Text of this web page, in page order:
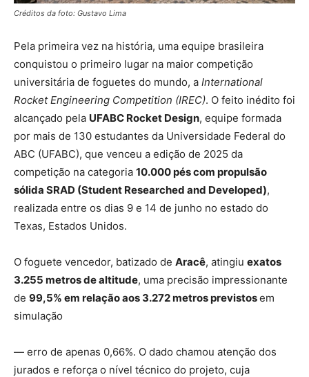
Créditos da foto: Gustavo Lima
Pela primeira vez na história, uma equipe brasileira
conquistou o primeiro lugar na maior competição
universitária de foguetes do mundo, a International
Rocket Engineering Competition (IREC). O feito inédito foi
alcançado pela UFABC Rocket Design, equipe formada
por mais de 130 estudantes da Universidade Federal do
ABC (UFABC), que venceu a edição de 2025 da
competição na categoria 10.000 pés com propulsão
sólida SRAD (Student Researched and Developed),
realizada entre os dias 9 e 14 de junho no estado do
Texas, Estados Unidos.
O foguete vencedor, batizado de Aracê, atingiu exatos
3.255 metros de altitude, uma precisão impressionante
de 99,5% em relação aos 3.272 metros previstosem
simulação
— erro de apenas 0,66%. O dado chamou atenção dos
jurados e reforça o nível técnico do projeto, cuja